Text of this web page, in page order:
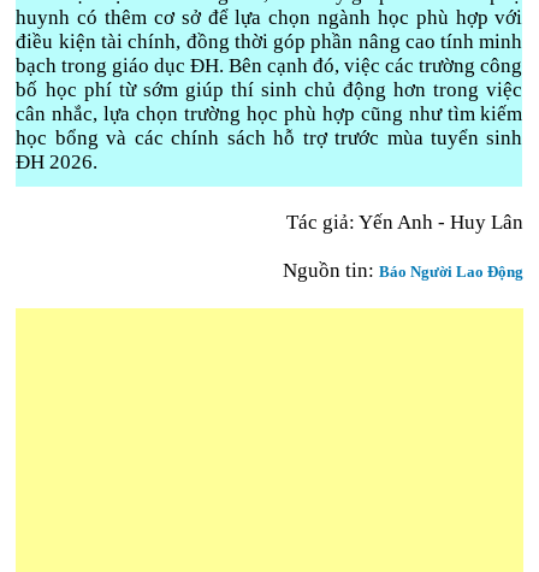
huynh có thêm cơ sở để lựa chọn ngành học phù hợp với
điều kiện tài chính, đồng thời góp phần nâng cao tính minh
bạch trong giáo dục ĐH. Bên cạnh đó, việc các trường công
bố học phí từ sớm giúp thí sinh chủ động hơn trong việc
cân nhắc, lựa chọn trường học phù hợp cũng như tìm kiếm
học bổng và các chính sách hỗ trợ trước mùa tuyển sinh
ĐH 2026.
Tác giả: Yến Anh - Huy Lân
Nguồn tin: Báo Người Lao Động